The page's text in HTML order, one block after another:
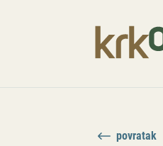
povratak